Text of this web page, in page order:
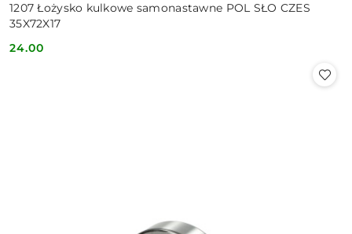
1207 Łożysko kulkowe samonastawne POL SŁO CZES
35X72X17
Cena:
24.00